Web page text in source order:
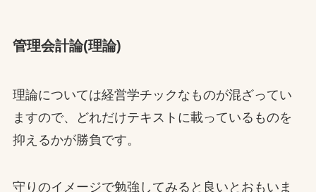
管理会計論(理論)
理論については経営学チックなものが混ざってい
ますので、どれだけテキストに載っているものを
抑えるかが勝負です。
守りのイメージで勉強してみると良いとおもいま